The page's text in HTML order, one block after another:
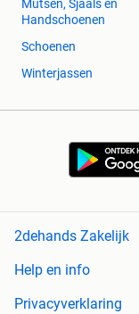
Mutsen, Sjaals en
Handschoenen
Schoenen
Winterjassen
2dehands Zakelijk
Help en info
Privacyverklaring